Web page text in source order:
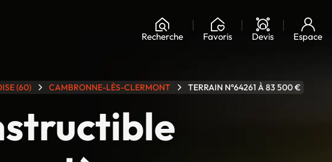
Recherche Favoris Devis Espace
(60) CAMBRONNE-LÈS-CLERMONT TERRAIN N°64261 À 83 500 €